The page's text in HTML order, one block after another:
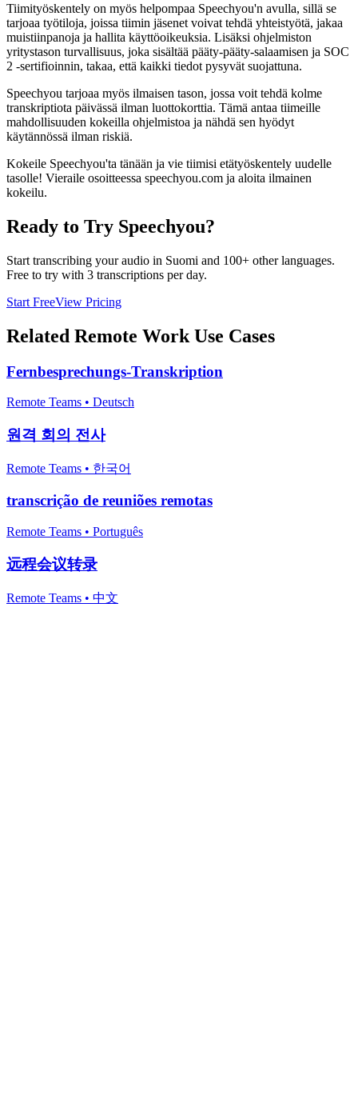
Tiimityöskentely on myös helpompaa Speechyou'n avulla, sillä se
tarjoaa työtiloja, joissa tiimin jäsenet voivat tehdä yhteistyötä, jakaa
muistiinpanoja ja hallita käyttöoikeuksia. Lisäksi ohjelmiston
yritystason turvallisuus, joka sisältää pääty-pääty-salaamisen ja SOC
2 -sertifioinnin, takaa, että kaikki tiedot pysyvät suojattuna.
Speechyou tarjoaa myös ilmaisen tason, jossa voit tehdä kolme
transkriptiota päivässä ilman luottokorttia. Tämä antaa tiimeille
mahdollisuuden kokeilla ohjelmistoa ja nähdä sen hyödyt
käytännössä ilman riskiä.
Kokeile Speechyou'ta tänään ja vie tiimisi etätyöskentely uudelle
tasolle! Vieraile osoitteessa speechyou.com ja aloita ilmainen
kokeilu.
Ready to Try Speechyou?
Start transcribing your audio in Suomi and 100+ other languages.
Free to try with 3 transcriptions per day.
Start FreeView Pricing
Related Remote Work Use Cases
Fernbesprechungs-Transkription
Remote Teams • Deutsch
원격 회의 전사
Remote Teams • 한국어
transcrição de reuniões remotas
Remote Teams • Português
远程会议转录
Remote Teams • 中文